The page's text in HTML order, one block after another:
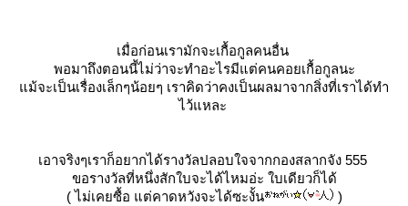
เมื่อก่อนเรามักจะเกื้อกูลคนอื่น
พอมาถึงตอนนี้ไม่ว่าจะทำอะไรมีแต่คนคอยเกื้อกูลนะ
ม้จะเป็นเรื่องเล็กๆน้อยๆ เราคิดว่าคงเป็นผลมาจากสิ่งที่เราได้ทำ
ไว้แหละ
เอาจริงๆเราก็อยากได้รางวัลปลอบใจจากกองสลากจัง 555
ขอรางวัลที่หนึ่งสักใบจะได้ไหมอ่ะ ใบเดียวก็ได้
( ไม่เคยซื้อ แต่คาดหวังจะได้ซะงั้น
)